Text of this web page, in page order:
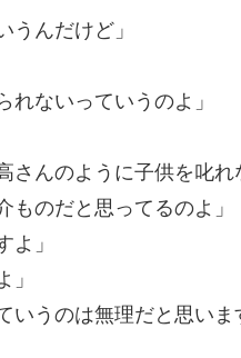
うんだけど」
れないっていうのよ」
さんのように子供を叱
ものだと思ってるのよ」
よ」
」
いうのは無理だと思いま